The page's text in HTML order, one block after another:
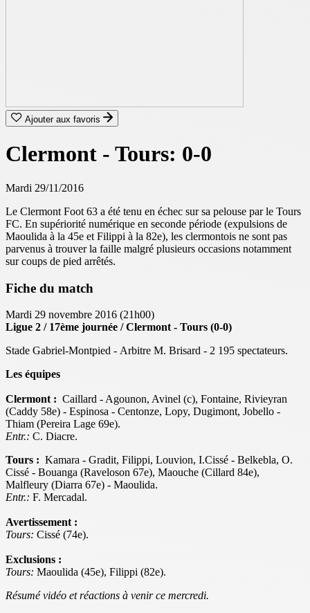
Ajouter aux favoris
Clermont - Tours: 0-0
Mardi 29/11/2016
Le Clermont Foot 63 a été tenu en échec sur sa pelouse par le Tours
FC. En supériorité numérique en seconde période (expulsions de
Maoulida à la 45e et Filippi à la 82e), les clermontois ne sont pas
parvenus à trouver la faille malgré plusieurs occasions notamment
sur coups de pied arrêtés.
Fiche du match
Mardi 29 novembre 2016 (21h00)
Ligue 2 / 17ème journée / Clermont - Tours (0-0)
Stade Gabriel-Montpied - Arbitre M. Brisard - 2 195 spectateurs.
Les équipes
Clermont : Caillard - Agounon, Avinel (c), Fontaine, Rivieyran
(Caddy 58e) - Espinosa - Centonze, Lopy, Dugimont, Jobello -
Thiam (Pereira Lage 69e).
Entr.: C. Diacre.
Tours : Kamara - Gradit, Filippi, Louvion, I.Cissé - Belkebla, O.
Cissé - Bouanga (Raveloson 67e), Maouche (Cillard 84e),
Malfleury (Diarra 67e) - Maoulida.
Entr.: F. Mercadal.
Avertissement :
Tours: Cissé (74e).
Exclusions :
Tours: Maoulida (45e), Filippi (82e).
Résumé vidéo et réactions à venir ce mercredi.